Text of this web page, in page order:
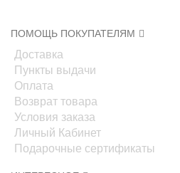
ПОМОЩЬ ПОКУПАТЕЛЯМ
Доставка
Пункты выдачи
Оплата
Возврат товара
Условия заказа
Личный Кабинет
Подарочные сертификаты